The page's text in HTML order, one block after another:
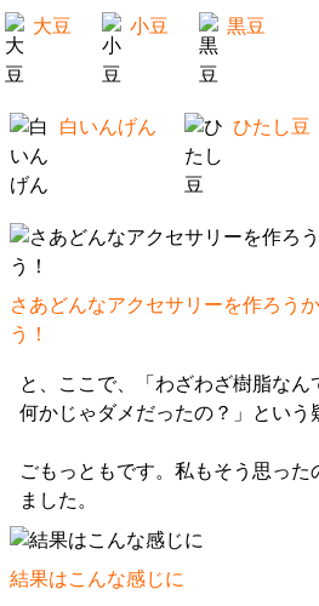
大豆 小豆 黒豆
白いんげん ひたし豆
さあどんなアクセサリーを作ろう
う！
と、ここで、「わざわざ樹脂な
何かじゃダメだったの？」という
ごもっともです。私もそう思っ
ました。
結果はこんな感じに